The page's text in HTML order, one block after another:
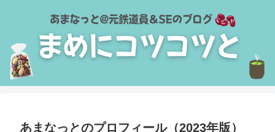
あまなっとのプロフィール（2023年版）